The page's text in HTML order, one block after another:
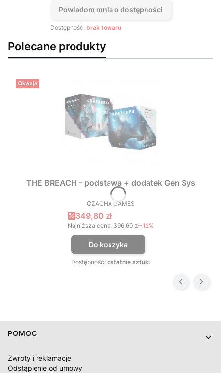
Powiadom mnie o dostępności
Dostępność: brak towaru
Polecane produkty
Okazja
THE BREACH - podstawa + dodatek Gen Sys
PRODUCENT
CZACHA GAMES
Cena promocyjna
349,80 zł
Najniższa cena: 396,60 zł-12%
Do koszyka
Dostępność: ostatnie sztuki
Linki w stopce
POMOC
Zwroty i reklamacje
Odstąpienie od umowy